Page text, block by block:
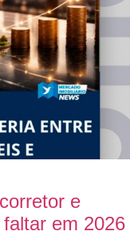
e
em 2026